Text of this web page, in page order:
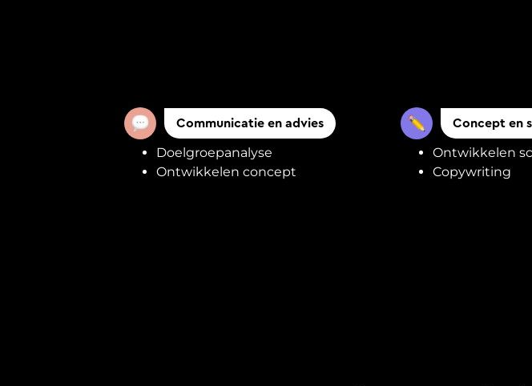
Communicatie en advies
Doelgroepanalyse
Ontwikkelen concept
Concept en
Ontwikkelen
Copywriting